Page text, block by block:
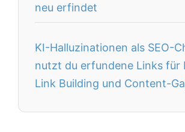
neu erfindet
KI-Halluzinationen als SEO-
nutzt du erfundene Links für
Link Building und Content-